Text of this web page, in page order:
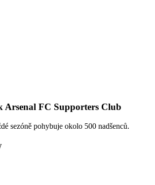
Arsenal FC Supporters Club
sezóně pohybuje okolo 500 nadšenců.